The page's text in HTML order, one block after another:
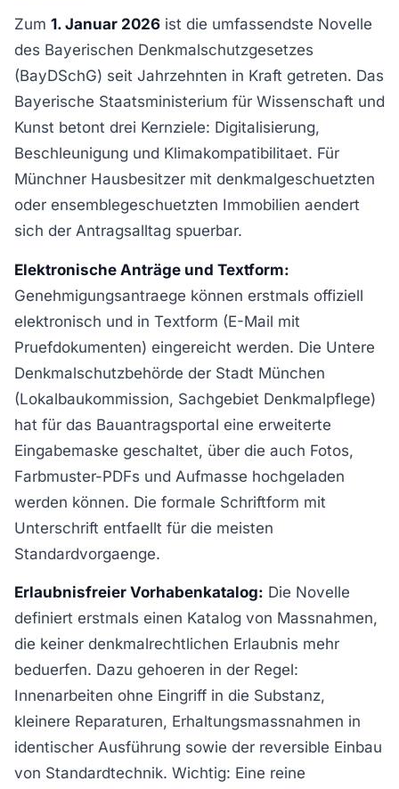
Zum 1. Januar 2026 ist die umfassendste Novelle
des Bayerischen Denkmalschutzgesetzes
(BayDSchG) seit Jahrzehnten in Kraft getreten. Das
Bayerische Staatsministerium für Wissenschaft und
Kunst betont drei Kernziele: Digitalisierung,
Beschleunigung und Klimakompatibilitaet. Für
Münchner Hausbesitzer mit denkmalgeschuetzten
oder ensemblegeschuetzten Immobilien aendert
sich der Antragsalltag spuerbar.
Elektronische Anträge und Textform:
Genehmigungsantraege können erstmals offiziell
elektronisch und in Textform (E-Mail mit
Pruefdokumenten) eingereicht werden. Die Untere
Denkmalschutzbehörde der Stadt München
(Lokalbaukommission, Sachgebiet Denkmalpflege)
hat für das Bauantragsportal eine erweiterte
Eingabemaske geschaltet, über die auch Fotos,
Farbmuster-PDFs und Aufmasse hochgeladen
werden können. Die formale Schriftform mit
Unterschrift entfaellt für die meisten
Standardvorgaenge.
Erlaubnisfreier Vorhabenkatalog: Die Novelle
definiert erstmals einen Katalog von Massnahmen,
die keiner denkmalrechtlichen Erlaubnis mehr
beduerfen. Dazu gehoeren in der Regel:
Innenarbeiten ohne Eingriff in die Substanz,
kleinere Reparaturen, Erhaltungsmassnahmen in
identischer Ausführung sowie der reversible Einbau
von Standardtechnik. Wichtig: Eine reine